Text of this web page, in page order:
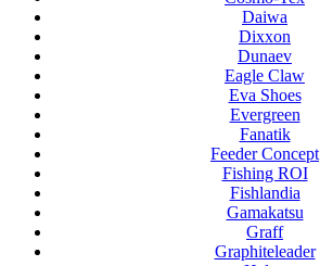
Daiwa
Dixxon
Dunaev
Eagle Claw
Eva Shoes
Evergreen
Fanatik
Feeder Concept
Fishing ROI
Fishlandia
Gamakatsu
Graff
Graphiteleader